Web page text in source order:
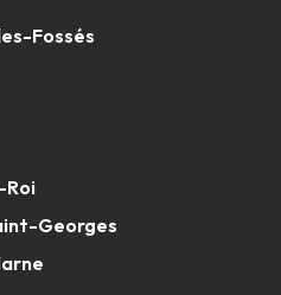
Fossés
Roi
Georges